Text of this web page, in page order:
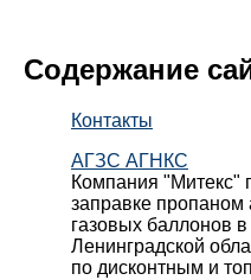
Содержание
Контакты
АГЗС АГНКС
Компания "Митекс"
заправке
газовых баллонов
Ленинградской
по дисконтным и